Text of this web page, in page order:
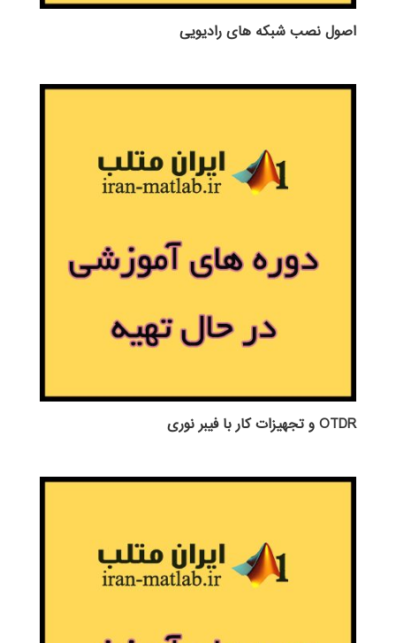
اصول نصب شبکه های رادیویی
OTDR و تجهیزات کار با فیبر نوری